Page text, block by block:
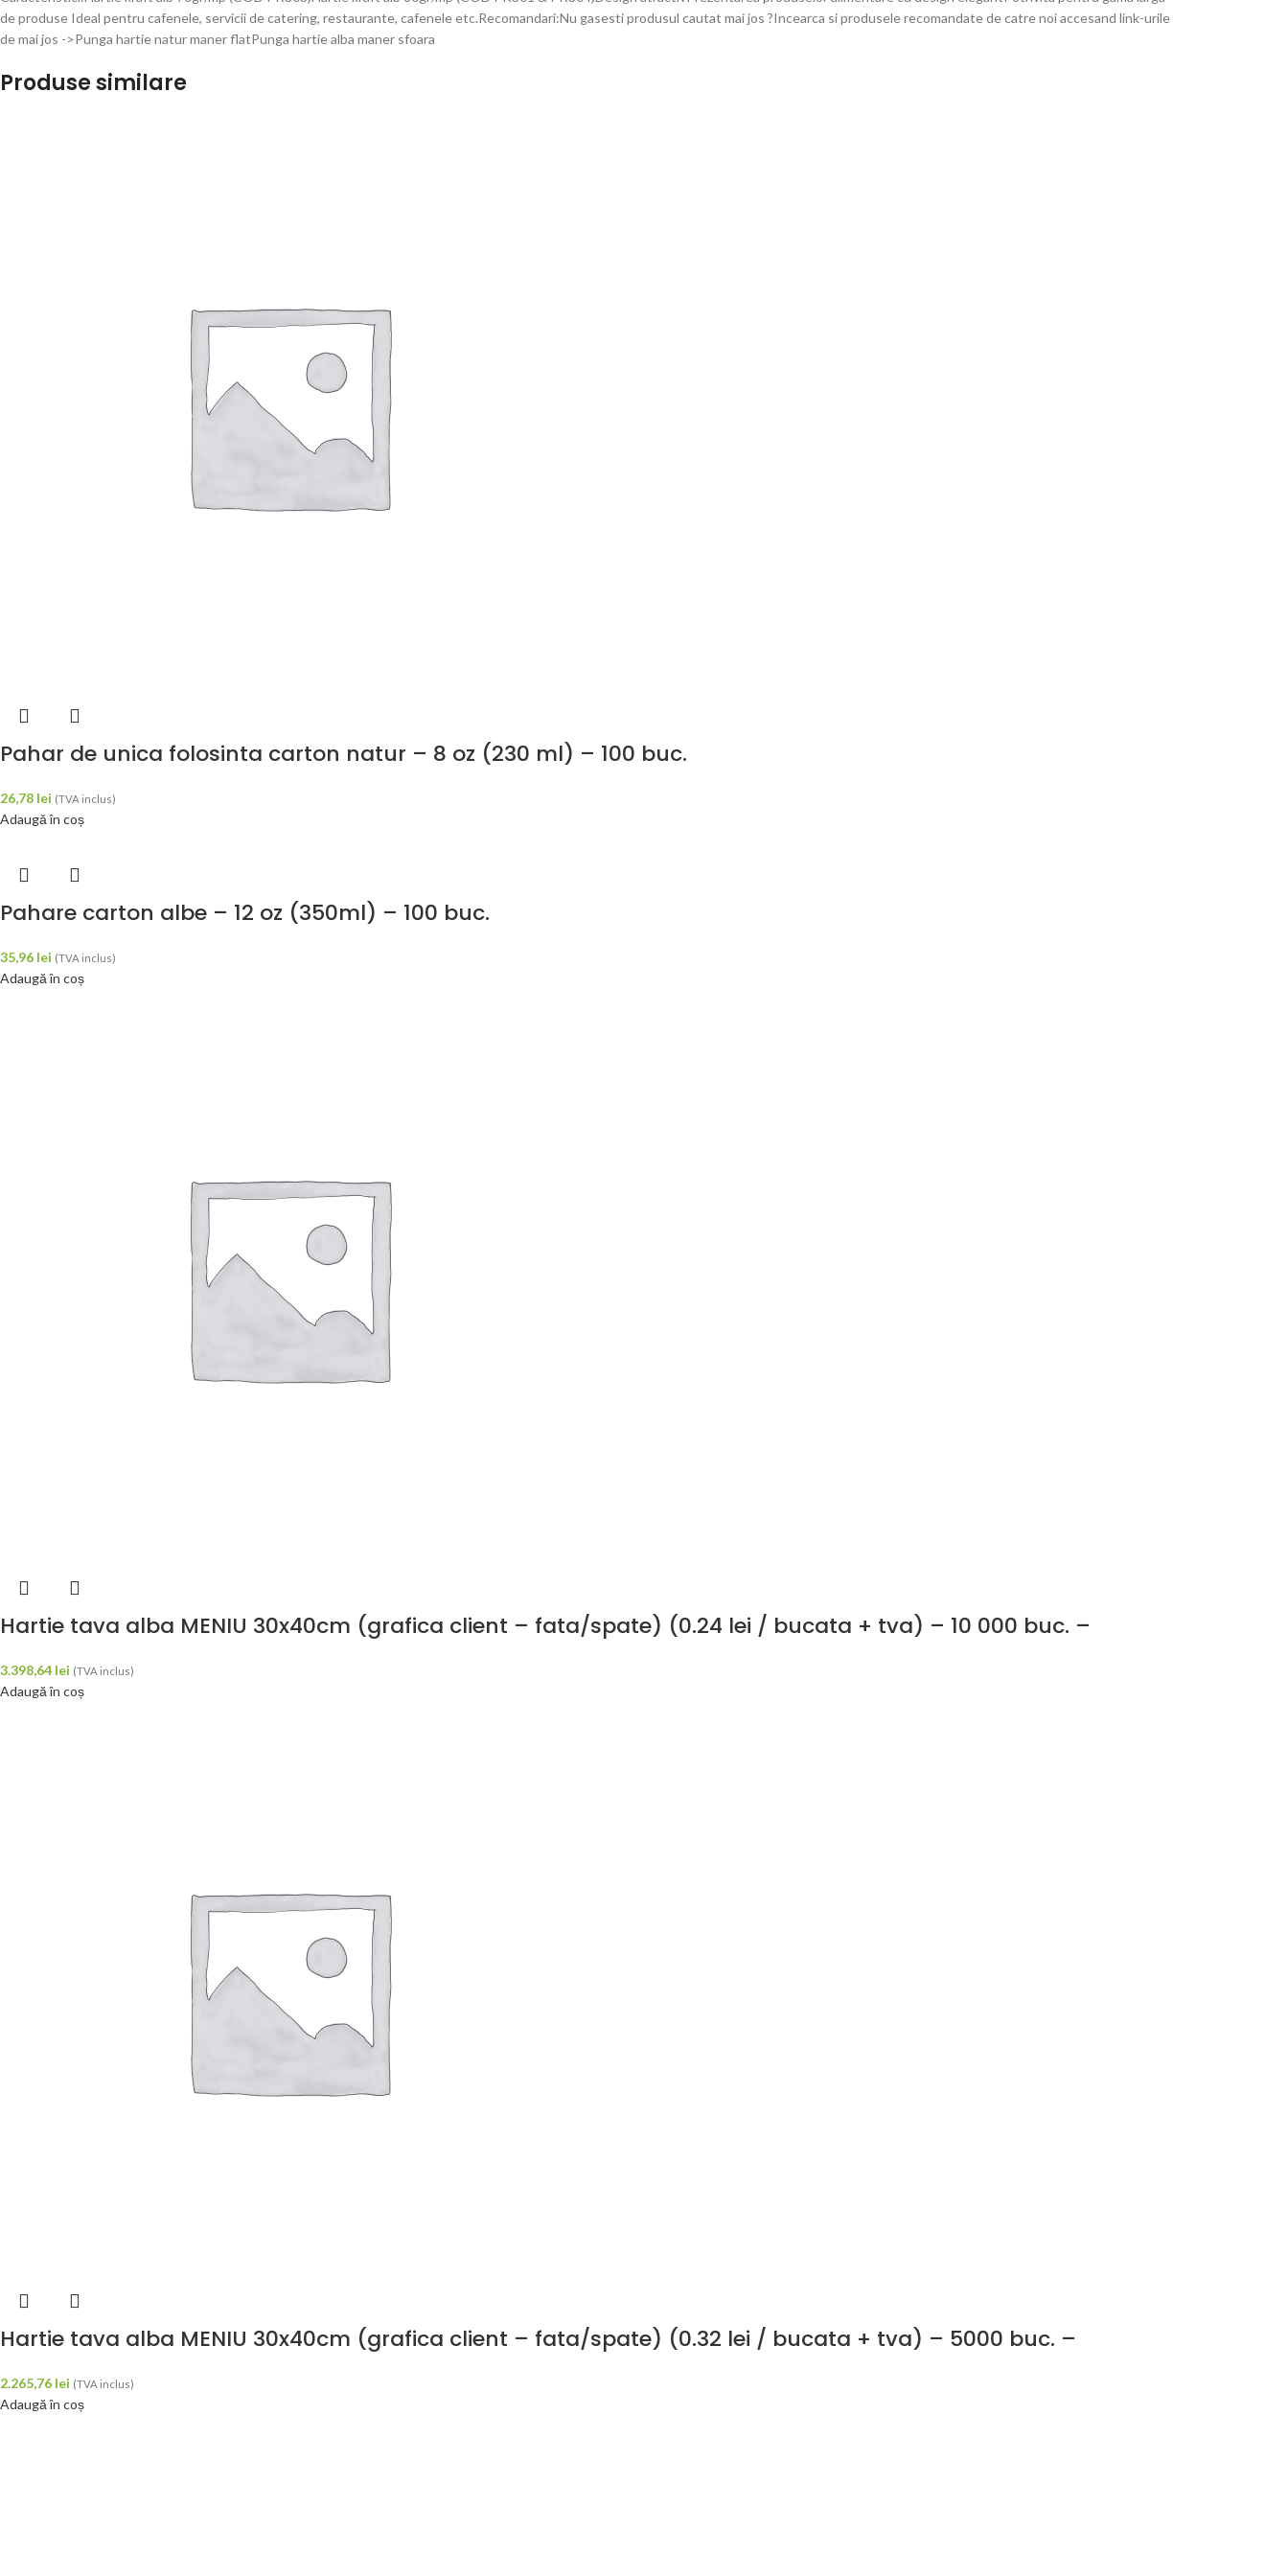
de produse Ideal pentru cafenele, servicii de catering, restaurante, cafenele etc.Recomandari:Nu gasesti produsul cautat mai jos ?Incearca si produsele recomandate de catre noi accesand link-urile
de mai jos ->Punga hartie natur maner flatPunga hartie alba maner sfoara
Produse similare
Pahar de unica folosinta carton natur – 8 oz (230 ml) – 100 buc.
26,78 lei (TVA inclus)
Adaugă în coș
Pahare carton albe – 12 oz (350ml) – 100 buc.
35,96 lei (TVA inclus)
Adaugă în coș
Hartie tava alba MENIU 30x40cm (grafica client – fata/spate) (0.24 lei / bucata + tva) – 10 000 buc. –
3.398,64 lei (TVA inclus)
Adaugă în coș
Hartie tava alba MENIU 30x40cm (grafica client – fata/spate) (0.32 lei / bucata + tva) – 5000 buc. –
2.265,76 lei (TVA inclus)
Adaugă în coș